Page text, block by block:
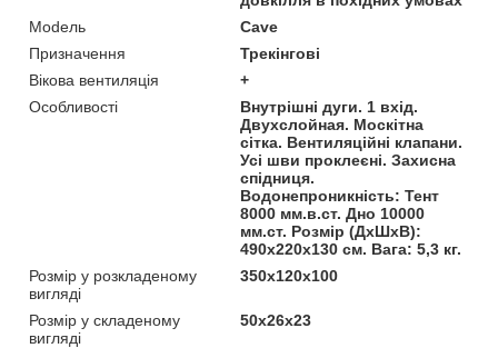
Моdель
Cave
Призначення
Трекінгові
Вікова вентиляція
+
Особливості
Внутрішні дуги. 1 вхід.
Двухслойная. Москітна
сітка. Вентиляційні клапани.
Усі шви проклеєні. Захисна
спідниця.
Водонепроникність: Тент
8000 мм.в.ст. Дно 10000
мм.ст. Розмір (ДхШхВ):
490х220х130 см. Вага: 5,3 кг.
Розмір у розкладеному
вигляді
350х120х100
Розмір у складеному
вигляді
50х26х23